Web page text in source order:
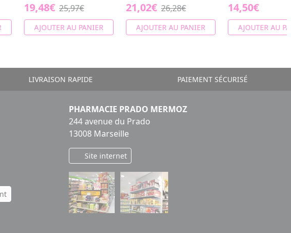
19,48€ 25,97€
AJOUTER AU PANIER
21,02€ 26,28€
AJOUTER AU PANIER
14,50€
AJOUTER AU
LIVRAISON RAPIDE PAIEMENT SÉCURISÉ
PHARMACIE PRADO MERMOZ
244 avenue du Prado
13008 Marseille
Site internet